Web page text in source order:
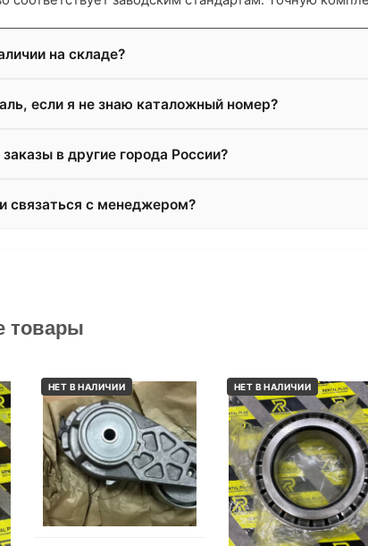
на складе?
если я не знаю каталожный номер?
в другие города России?
связаться с менеджером?
товары
НЕТ В НАЛИЧИИ НЕТ В НАЛИЧИИ